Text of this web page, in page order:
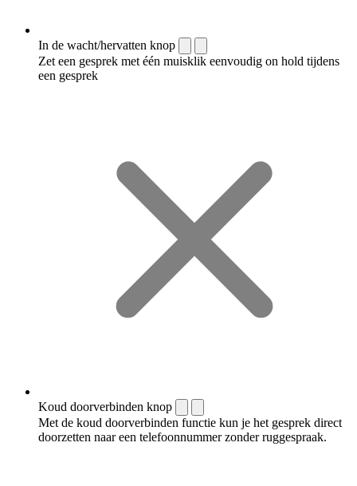
In de wacht/hervatten knop
Zet een gesprek met één muisklik eenvoudig on hold tijdens
een gesprek
Koud doorverbinden knop
Met de koud doorverbinden functie kun je het gesprek direct
doorzetten naar een telefoonnummer zonder ruggespraak.